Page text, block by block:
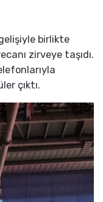
birlikte
zirveye taşıdı.
çıktı.